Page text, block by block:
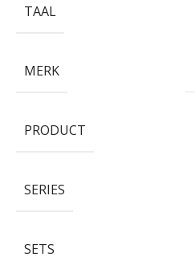
TAAL
MERK
PRODUCT
SERIES
SETS